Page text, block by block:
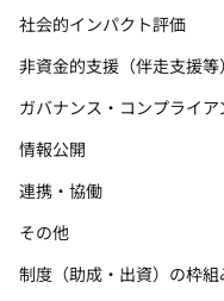
社会的インパクト評価
非資金的支援（伴走支援等）
ガバナンス・コンプライア
情報公開
連携・協働
その他
制度（助成・出資）の枠組